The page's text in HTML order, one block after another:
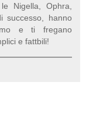
Nigella, Ophra,
successo, hanno
e ti fregano
e fattbili!